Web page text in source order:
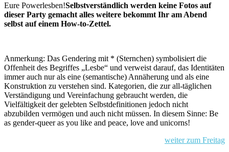
Eure Powerlesben!Selbstverständlich werden keine Fotos auf
dieser Party gemacht alles weitere bekommt Ihr am Abend
selbst auf einem How-to-Zettel.
Anmerkung: Das Gendering mit * (Sternchen) symbolisiert die
Offenheit des Begriffes „Lesbe“ und verweist darauf, das Identitäten
immer auch nur als eine (semantische) Annäherung und als eine
Konstruktion zu verstehen sind. Kategorien, die zur all-täglichen
Verständigung und Vereinfachung gebraucht werden, die
Vielfältigkeit der gelebten Selbstdefinitionen jedoch nicht
abzubilden vermögen und auch nicht müssen. In diesem Sinne: Be
as gender-queer as you like and peace, love and unicorns!
weiter zum Freitag